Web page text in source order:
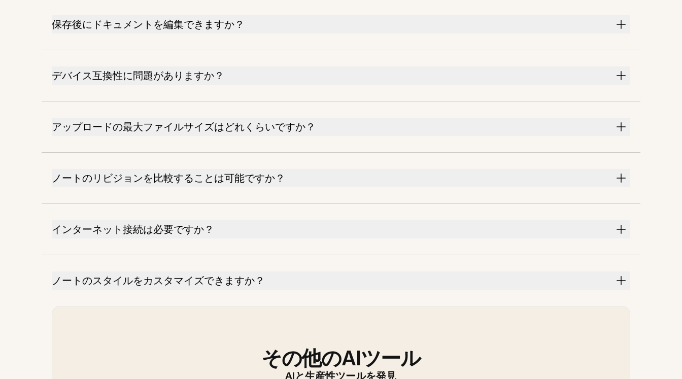
保存後にドキュメントを編集できますか？
デバイス互換性に問題がありますか？
アップロードの最大ファイルサイズはどれくらいですか？
ノートのリビジョンを比較することは可能ですか？
インターネット接続は必要ですか？
ノートのスタイルをカスタマイズできますか？
その他のAIツール
AIと生産性ツールを発見